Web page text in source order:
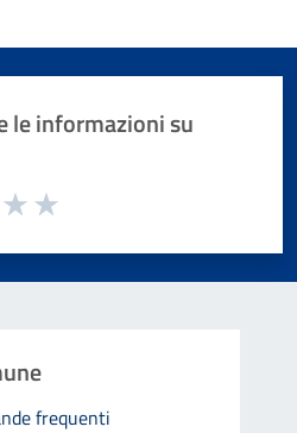
le informazioni su
frequenti